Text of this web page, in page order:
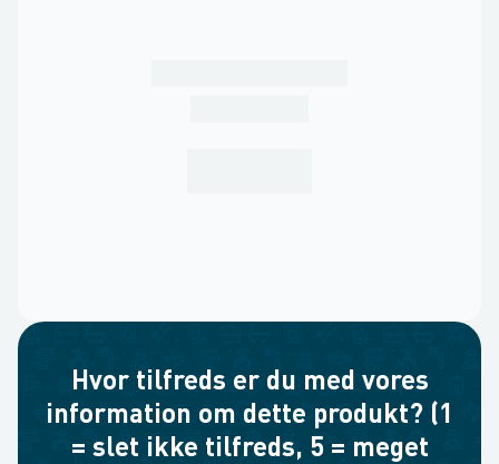
Hvor tilfreds er du med vores
information om dette produkt? (1
= slet ikke tilfreds, 5 = meget